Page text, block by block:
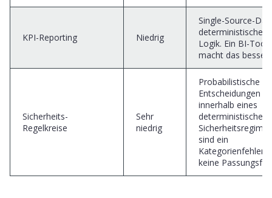
KPI-Reporting Niedrig
Single-Source-
deterministische
Logik. Ein BI-Tool
macht das besser.
Sicherheits-
Regelkreise
Sehr
niedrig
Probabilistische
Entscheidungen
innerhalb eines
deterministischen
Sicherheitsregimes
sind ein
Kategorienfehler,
keine